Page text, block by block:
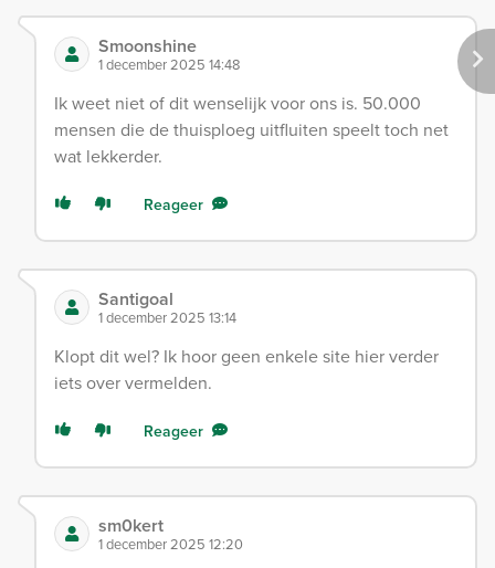
Smoonshine
1 december 2025 14:48
Ik weet niet of dit wenselijk voor ons is. 50.000
mensen die de thuisploeg uitfluiten speelt toch net
wat lekkerder.
Reageer
Santigoal
1 december 2025 13:14
Klopt dit wel? Ik hoor geen enkele site hier verder
iets over vermelden.
Reageer
sm0kert
1 december 2025 12:20